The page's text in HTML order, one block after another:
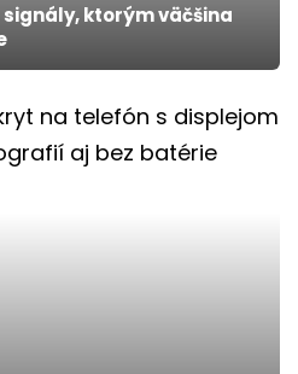
ktorým väčšina